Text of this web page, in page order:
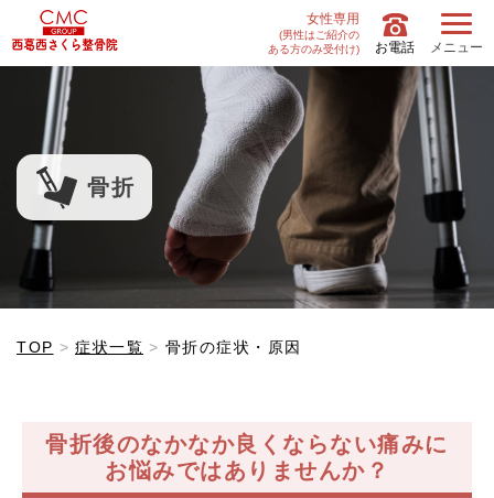
女性専用
(男性はご紹介の
ある方のみ受付け)
お電話 メニュー
骨折
TOP 症状一覧 骨折の症状・原因
骨折後のなかなか良くならない痛みに
お悩みではありませんか？